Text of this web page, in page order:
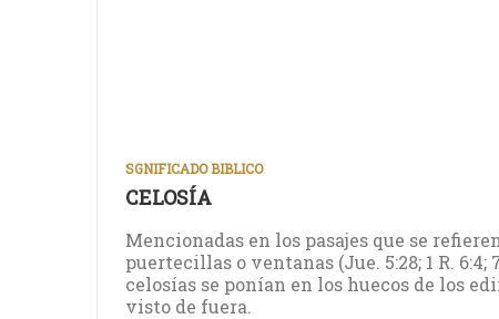
SGNIFICADO BIBLICO
CELOSÍA
Mencionadas en los pasajes que se
puertecillas o ventanas (Jue. 5:28; 1 R. 6:4;
celosías se ponían en los huecos de los
visto de fuera.